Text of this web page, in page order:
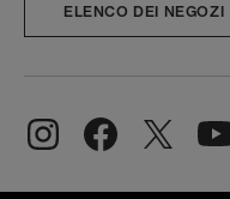
ELENCO DEI NEGOZI